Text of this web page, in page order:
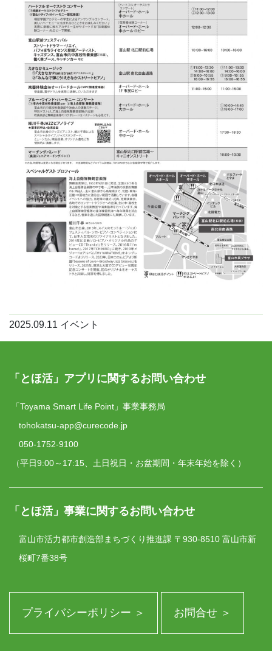
2025.09.11 イベント
「とほ活」アプリに関するお問い合わせ
「Toyama Smart Life Point」事業事務局
tohokatsu-app@curecode.jp
050-1752-9100
（平日9:00～17:15、土日祝日・お盆期間・年末年始を除く）
「とほ活」事業に関するお問い合わせ
富山市活力都市創造部まちづくり推進課 〒930-8510 富山市新
桜町7番38号
プライバシーポリシー ＞ お問合せ ＞